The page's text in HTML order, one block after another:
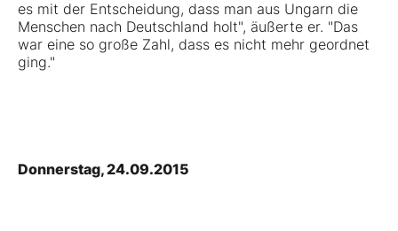
es mit der Entscheidung, dass man aus Ungarn die
Menschen nach Deutschland holt", äußerte er. "Das
war eine so große Zahl, dass es nicht mehr geordnet
ging."
Donnerstag, 24.09.2015